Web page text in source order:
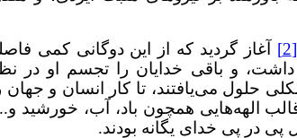
[2]
آغاز گردید که از این دوگانی کمی
داشت، و باقی خدایان را تجسم او در
حلول می‌یافتند، تا کار انسان و جهان
الهه‌هایی همچون باد، آب، خورشید
پی در پی خدای یگانه بودند.